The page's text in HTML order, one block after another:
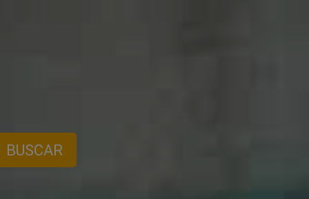
BUSCAR